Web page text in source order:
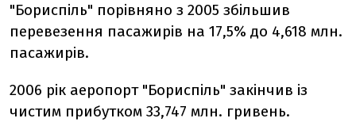
"Бориспіль" порівняно з 2005 збільшив
перевезення пасажирів на 17,5% до 4,618 млн.
пасажирів.
2006 рік аеропорт "Бориспіль" закінчив із
чистим прибутком 33,747 млн. гривень.